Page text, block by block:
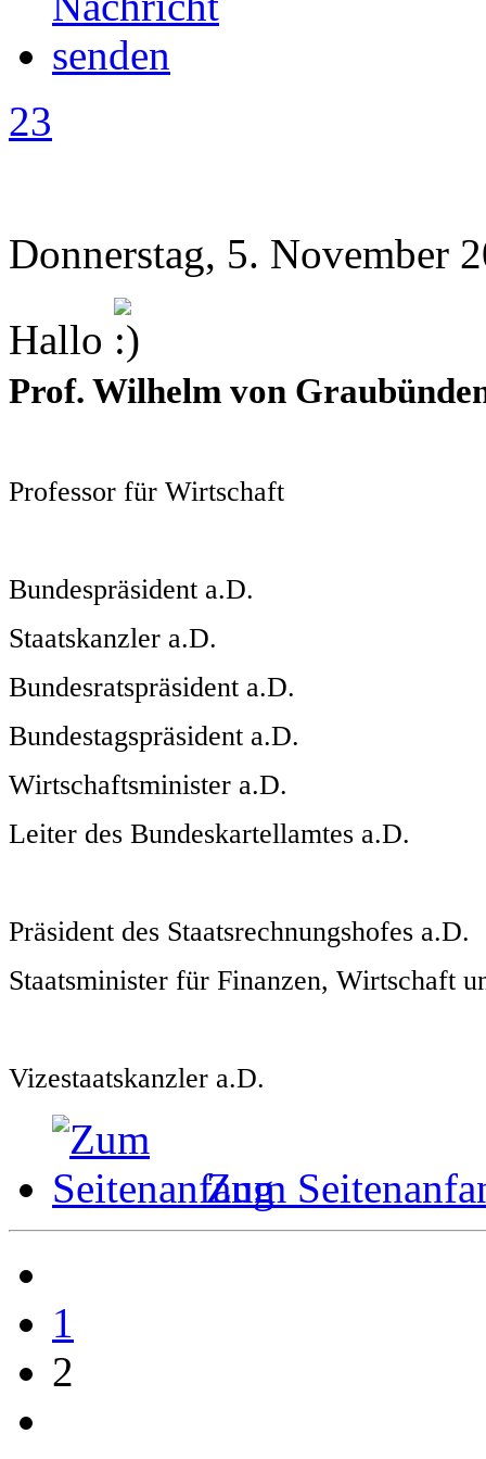
23
Donnerstag, 5. November
Hallo
Prof. Wilhelm von
Professor für Wirtschaft
Bundespräsident a.D.
Staatskanzler a.D.
Bundesratspräsident a.D.
Bundestagspräsident a.D.
Wirtschaftsminister a.D.
Leiter des Bundeskartellamtes a.D.
Präsident des Staatsrechnungshofes a.D.
Staatsminister für Finanzen, Wirtschaft
Vizestaatskanzler a.D.
Zum
1
2